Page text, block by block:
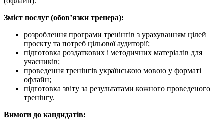
Зміст послуг (обов’язки тренера):
розроблення програми тренінгів з урахуванням цілей
проєкту та потреб цільової аудиторії;
підготовка роздаткових і методичних матеріалів для
учасників;
проведення тренінгів українською мовою у форматі
офлайн;
підготовка звіту за результатами кожного проведеного
тренінгу.
Вимоги до кандидатів: